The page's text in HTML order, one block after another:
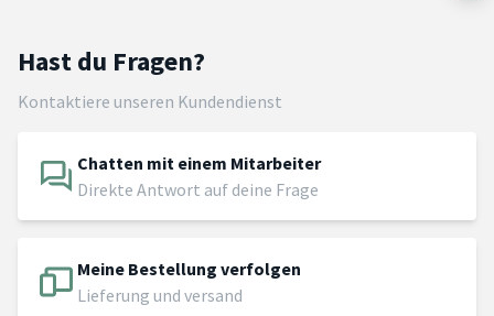
Hast du Fragen?
Kontaktiere unseren Kundendienst
Chatten mit einem Mitarbeiter
Direkte Antwort auf deine Frage
Meine Bestellung verfolgen
Lieferung und versand